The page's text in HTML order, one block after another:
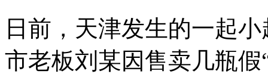
日前，天津发生的一起
市老板刘某因售卖几瓶